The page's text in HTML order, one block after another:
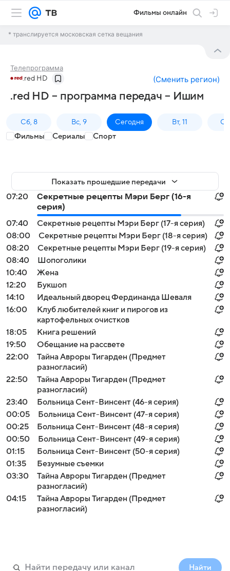
Фильмы онлайн
* транслируется московская сетка вещания
Телепрограмма
.red HD (Сменить регион)
.red HD – программа передач – Ишим
Сб, 8 Вс, 9 Сегодня Вт, 11
Фильмы Сериалы Спорт
Показать прошедшие передачи
07:20
Секретные рецепты Мэри Берг (16-я
серия)
07:40
Секретные рецепты Мэри Берг (17-я серия)
08:00
Секретные рецепты Мэри Берг (18-я серия)
08:20
Секретные рецепты Мэри Берг (19-я серия)
08:40
Шопоголики
10:40
Жена
12:20
Букшоп
14:10
Идеальный дворец Фердинанда Шеваля
16:00
Клуб любителей книг и пирогов из
картофельных очистков
18:05
Книга решений
19:50
Обещание на рассвете
22:00
Тайна Авроры Тигарден (Предмет
разногласий)
22:50
Тайна Авроры Тигарден (Предмет
разногласий)
23:40
Больница Сент-Винсент (46-я серия)
00:05
Больница Сент-Винсент (47-я серия)
00:25
Больница Сент-Винсент (48-я серия)
00:50
Больница Сент-Винсент (49-я серия)
01:15
Больница Сент-Винсент (50-я серия)
01:35
Безумные съемки
03:30
Тайна Авроры Тигарден (Предмет
разногласий)
04:15
Тайна Авроры Тигарден (Предмет
разногласий)
Найти